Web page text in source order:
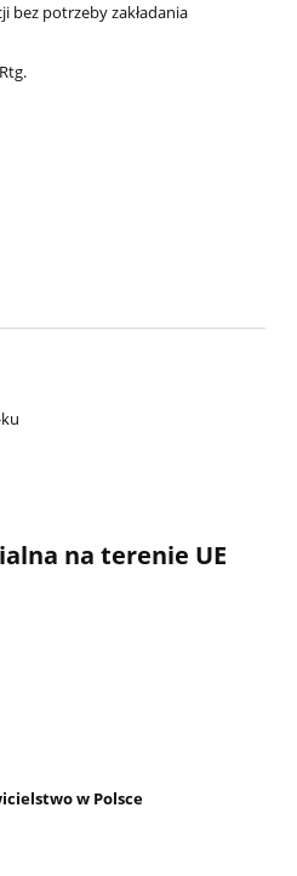
bez potrzeby zakładania
na terenie UE
w Polsce